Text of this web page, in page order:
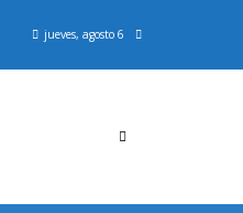
jueves, agosto 6